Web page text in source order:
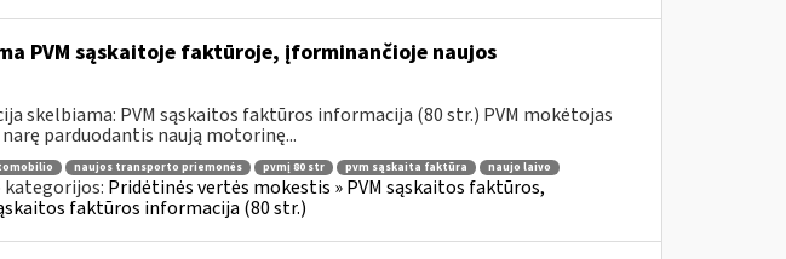
PVM sąskaitoje faktūroje, įforminančioje naujos
skelbiama: PVM sąskaitos faktūros informacija (80 str.) PVM mokėtojas
parduodantis naują motorinę...
naujos transporto priemonės pvmį 80 str pvm sąskaita faktūra
naujo laivo
kategorijos: Pridėtinės vertės mokestis » PVM sąskaitos faktūros,
faktūros informacija (80 str.)